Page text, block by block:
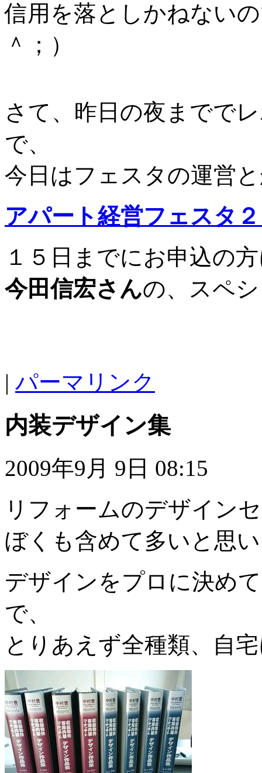
信用を落としかねない
＾；）
さて、昨日の夜までで
で、
今日はフェスタの運営
アパート経営フェスタ
１５日までにお申込の
今田信宏さんの、スペ
| パーマリンク
内装デザイン集
2009年9月 9日 08:15
リフォームのデザイン
ぼくも含めて多いと思
デザインをプロに決め
で、
とりあえず全種類、自